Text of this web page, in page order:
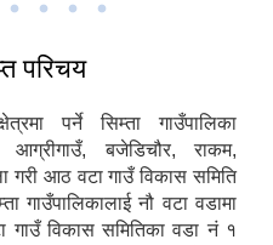
परिचय
पर्ने सिम्ता गाउँपालिका
बजेडिचौर, राकम,
गरी आठ वटा गाउँ विकास समिति
गाउँपालिकालाई नौ वटा वडामा
गाउँ विकास समितिका वडा नं १